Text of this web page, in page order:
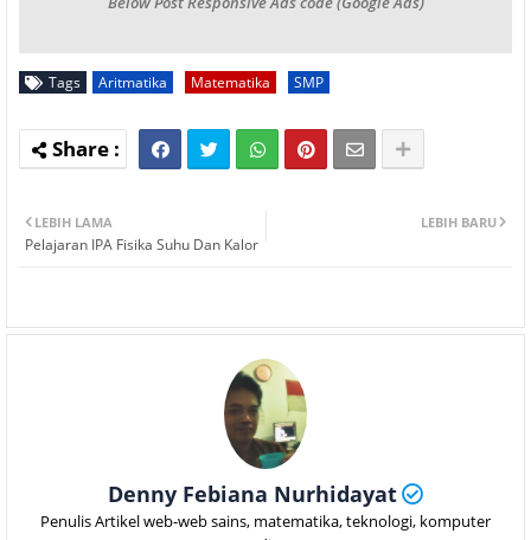
Tags Aritmatika Matematika SMP
LEBIH BARU
LEBIH LAMA
Pelajaran IPA Fisika Suhu Dan Kalor
Denny Febiana Nurhidayat
Penulis Artikel web-web sains, matematika, teknologi, komputer